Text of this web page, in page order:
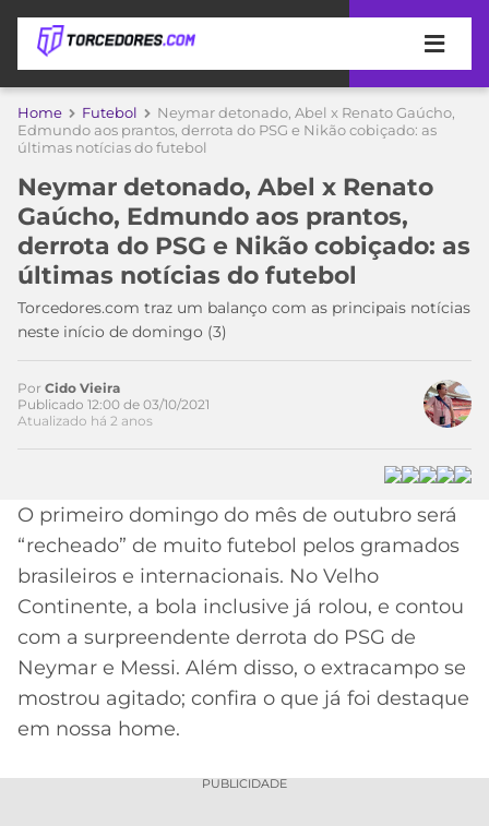
APOSTAS
DICAS
APOSTA
MELHORES
SITES
DE
APOSTAS
2026
CÓDIGO
CÓDIGO
DE
INDICAÇÃO
BET365
CÓDIGO
BETANO
MELHORES
ÚLTIMAS
COPA
DO
MUNDO
TIMES
MEU
TIME
CORINTHIANS
SÃO
PAULO
SANTOS
FLAMENGO
FLUMINENSE
CAMPEONATOS
LIBERTADORES
COPA
DO
BRASIL
PREMIER
LEAGUE
MERCADO
DA
BOLA
PALPITES
Home Futebol
Neymar detonado, Abel x Renato Gaúcho,
Edmundo aos prantos, derrota do PSG e Nikão cobiçado: as
últimas notícias do futebol
Neymar detonado, Abel x Renato
Gaúcho, Edmundo aos prantos,
derrota do PSG e Nikão cobiçado: as
últimas notícias do futebol
Torcedores.com traz um balanço com as principais notícias
neste início de domingo (3)
Acesse o perfil do autor
Por Cido Vieira
Publicado 12:00 de 03/10/2021
Atualizado há 2 anos
O primeiro domingo do mês de outubro será
“recheado” de muito futebol pelos gramados
brasileiros e internacionais. No Velho
Continente, a bola inclusive já rolou, e contou
com a surpreendente derrota do PSG de
Neymar e Messi. Além disso, o extracampo se
mostrou agitado; confira o que já foi destaque
em nossa home.
PUBLICIDADE